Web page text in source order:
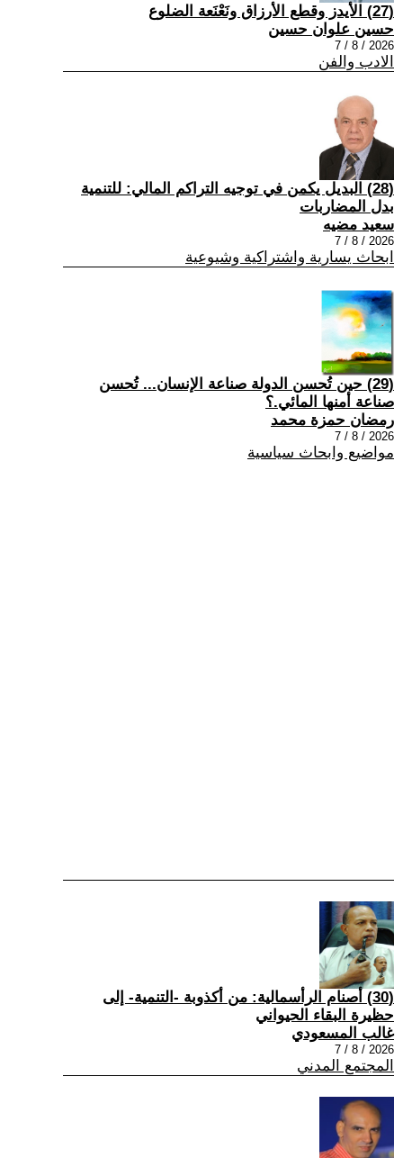
(27) الأيدز وقطع الأرزاق ونَعْنَعة الضلوع
حسين علوان حسين
2026 / 8 / 7
الادب والفن
(28) البديل يكمن في توجيه التراكم المالي: للتنمية
بدل المضاربات
سعيد مضيه
2026 / 8 / 7
ابحاث يسارية واشتراكية وشيوعية
(29) حين تُحسن الدولة صناعة الإنسان... تُحسن
صناعة أمنها المائي.؟
رمضان حمزة محمد
2026 / 8 / 7
مواضيع وابحاث سياسية
(30) أصنام الرأسمالية: من أكذوبة -التنمية- إلى
حظيرة البقاء الحيواني
غالب المسعودي
2026 / 8 / 7
المجتمع المدني